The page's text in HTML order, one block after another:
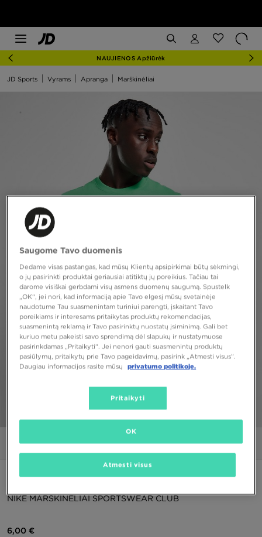
NAUJIENOS Apžiūrėk
JD Sports Vyrams Apranga Marškinėliai
Nuotraukos Video
PUIKUS PASIŪLYMAS
NIKE MARŠKINĖLIAI SPORTSWEAR CLUB
6,00 €
Saugome Tavo duomenis
Dedame visas pastangas, kad mūsų Klientų apsipirkimai būtų sėkmingi,
o jų pasirinkti produktai geriausiai atitiktų jų poreikius. Tačiau tai
darome visiškai gerbdami visų asmens duomenų saugumą. Spustelk
„OK“, jei nori, kad informaciją apie Tavo elgesį mūsų svetainėje
naudotume Tau suasmenintam turiniui parengti, įskaitant Tavo
poreikiams ir interesams pritaikytas produktų rekomendacijas,
suasmenintą reklamą ir Tavo pasirinktų nuostatų įsiminimą. Gali bet
kuriuo metu pakeisti savo sprendimą dėl slapukų ir nustatymuose
pasirinkdamas „Pritaikyti“. Jei nenori gauti suasmenintų produktų
pasiūlymų, pritaikytų prie Tavo pageidavimų, pasirink „Atmesti visus”.
Daugiau informacijos rasite mūsų
privatumo politikoje.
Pritaikyti
Atmesti visus
OK